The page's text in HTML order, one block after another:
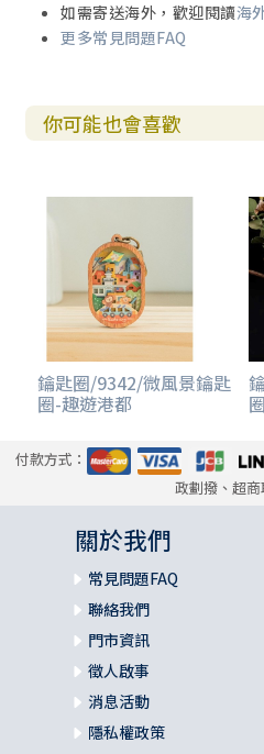
如需寄送海外，歡迎閱讀海
更多常見問題FAQ
你可能也會喜歡
鑰匙圈/9342/微風景鑰匙
圈-趣遊港都
付款方式：
政劃撥、超
關於我們
常見問題FAQ
聯絡我們
門市資訊
徵人啟事
消息活動
隱私權政策